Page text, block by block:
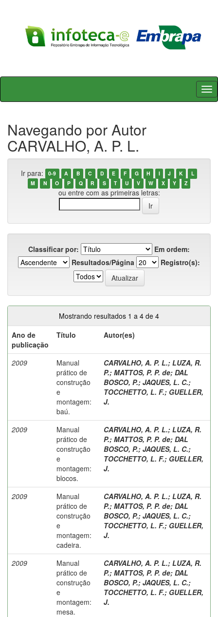
Skip
Navegando por Autor
CARVALHO, A. P. L.
Ir para: 0-9 A B C D E F G H I J K
L
M
N O P Q R S T U V W X Y Z
ou entre com as primeiras letras:
Classificar por:
Em ordem:
Resultados/Página
Registro(s):
Mostrando resultados 1 a 4 de 4
Ano de
publicação
Título Autor(es)
2009
Manual
prático de
construção
e
montagem:
baú.
CARVALHO, A. P. L.; LUZA, R.
P.; MATTOS, P. P. de; DAL
BOSCO, P.; JAQUES, L. C.;
TOCCHETTO, L. F.; GUELLER,
J.
2009
Manual
prático de
construção
e
montagem:
blocos.
CARVALHO, A. P. L.; LUZA, R.
P.; MATTOS, P. P. de; DAL
BOSCO, P.; JAQUES, L. C.;
TOCCHETTO, L. F.; GUELLER,
J.
2009
Manual
prático de
construção
e
montagem:
cadeira.
CARVALHO, A. P. L.; LUZA, R.
P.; MATTOS, P. P. de; DAL
BOSCO, P.; JAQUES, L. C.;
TOCCHETTO, L. F.; GUELLER,
J.
2009
Manual
prático de
construção
e
montagem:
mesa.
CARVALHO, A. P. L.; LUZA, R.
P.; MATTOS, P. P. de; DAL
BOSCO, P.; JAQUES, L. C.;
TOCCHETTO, L. F.; GUELLER,
J.